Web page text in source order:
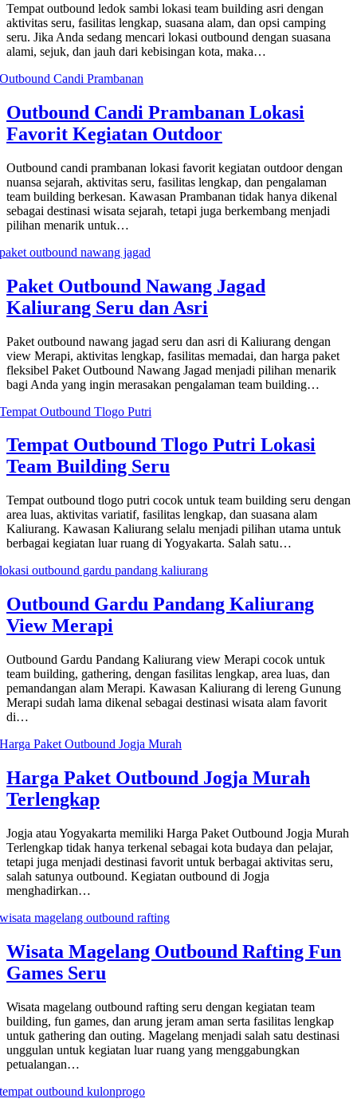
Tempat outbound ledok sambi lokasi team building asri dengan
aktivitas seru, fasilitas lengkap, suasana alam, dan opsi camping
seru. Jika Anda sedang mencari lokasi outbound dengan suasana
alami, sejuk, dan jauh dari kebisingan kota, maka…
Outbound Candi Prambanan Lokasi
Favorit Kegiatan Outdoor
Outbound candi prambanan lokasi favorit kegiatan outdoor dengan
nuansa sejarah, aktivitas seru, fasilitas lengkap, dan pengalaman
team building berkesan. Kawasan Prambanan tidak hanya dikenal
sebagai destinasi wisata sejarah, tetapi juga berkembang menjadi
pilihan menarik untuk…
Paket Outbound Nawang Jagad
Kaliurang Seru dan Asri
Paket outbound nawang jagad seru dan asri di Kaliurang dengan
view Merapi, aktivitas lengkap, fasilitas memadai, dan harga paket
fleksibel Paket Outbound Nawang Jagad menjadi pilihan menarik
bagi Anda yang ingin merasakan pengalaman team building…
Tempat Outbound Tlogo Putri Lokasi
Team Building Seru
Tempat outbound tlogo putri cocok untuk team building seru dengan
area luas, aktivitas variatif, fasilitas lengkap, dan suasana alam
Kaliurang. Kawasan Kaliurang selalu menjadi pilihan utama untuk
berbagai kegiatan luar ruang di Yogyakarta. Salah satu…
Outbound Gardu Pandang Kaliurang
View Merapi
Outbound Gardu Pandang Kaliurang view Merapi cocok untuk
team building, gathering, dengan fasilitas lengkap, area luas, dan
pemandangan alam Merapi. Kawasan Kaliurang di lereng Gunung
Merapi sudah lama dikenal sebagai destinasi wisata alam favorit
di…
Harga Paket Outbound Jogja Murah
Terlengkap
Jogja atau Yogyakarta memiliki Harga Paket Outbound Jogja Murah
Terlengkap tidak hanya terkenal sebagai kota budaya dan pelajar,
tetapi juga menjadi destinasi favorit untuk berbagai aktivitas seru,
salah satunya outbound. Kegiatan outbound di Jogja
menghadirkan…
Wisata Magelang Outbound Rafting Fun
Games Seru
Wisata magelang outbound rafting seru dengan kegiatan team
building, fun games, dan arung jeram aman serta fasilitas lengkap
untuk gathering dan outing. Magelang menjadi salah satu destinasi
unggulan untuk kegiatan luar ruang yang menggabungkan
petualangan…